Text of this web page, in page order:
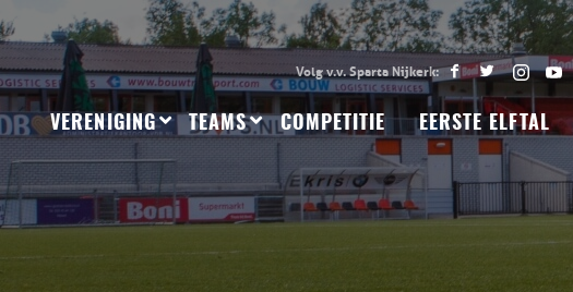
VERENIGING TEAMS COMPETITIE EERSTE ELFTAL